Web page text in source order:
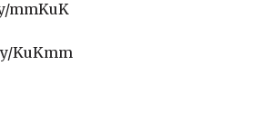
mmKuK
KuKmm